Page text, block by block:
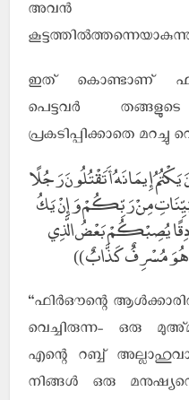
അവന്‍
ഇത് കൊണ്ടാണ്
പെട്ടവര്‍
പ്രകടിപ്പിക്കാതെ
إِيمَانَهُ أَتَقْتُلُونَ رَجُلًا
مِنْ رَبِّكُمْ وَإِنْ يَكُ
يُصِبْكُمْ بَعْضُ الَّذِي
هُوَ مُسْرِفٌ كَذَّابٌ ))
“ഫിര്‍ഔന്റെ
വെച്ചിരുന്ന- ഒരു
എന്റെ റബ്ബ്
നിങ്ങള്‍ ഒരു